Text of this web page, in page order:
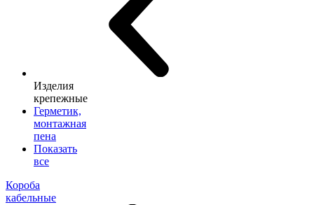
Изделия
крепежные
Герметик,
монтажная
пена
Показать
все
Короба
кабельные